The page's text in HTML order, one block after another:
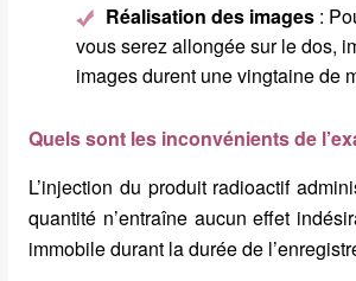
Réalisation des images :
vous serez allongée sur le dos,
images durent une vingtaine de
Quels sont les inconvénients de
L’injection du produit radioactif
quantité n’entraîne aucun effet
immobile durant la durée de